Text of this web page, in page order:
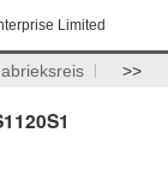
Limited
>>